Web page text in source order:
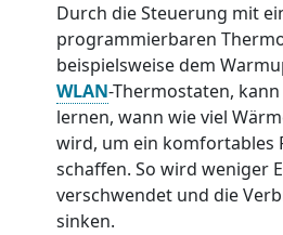
Durch die Steuerung mit
programmierbaren
beispielsweise dem
WLAN-Thermostaten,
lernen, wann wie viel
wird, um ein komfortables
schaffen. So wird weniger
verschwendet und die
sinken.